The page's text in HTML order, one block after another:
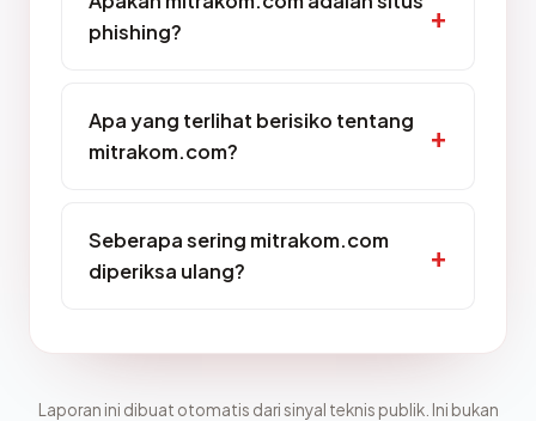
phishing?
Apa yang terlihat berisiko tentang
mitrakom.com?
Seberapa sering mitrakom.com
diperiksa ulang?
Laporan ini dibuat otomatis dari sinyal teknis publik. Ini bukan